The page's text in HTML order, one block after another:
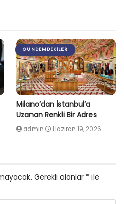
GÜNDEMDEKILER
Milano’dan İstanbul’a
Uzanan Renkli Bir Adres
admin Haziran 19, 2026
Gerekli alanlar * ile